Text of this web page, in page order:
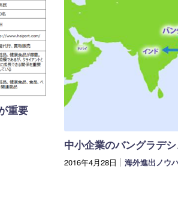
重要
中小企業のバングラデ
2016年4月28日 海外進出ノウ